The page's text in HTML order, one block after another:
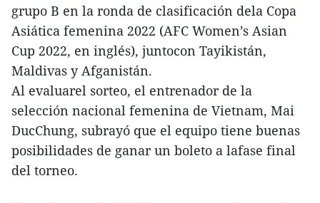
grupo B en la ronda de clasificación dela Copa
Asiática femenina 2022 (AFC Women’s Asian
Cup 2022, en inglés), juntocon Tayikistán,
Maldivas y Afganistán.
Al evaluarel sorteo, el entrenador de la
selección nacional femenina de Vietnam, Mai
DucChung, subrayó que el equipo tiene buenas
posibilidades de ganar un boleto a lafase final
del torneo.